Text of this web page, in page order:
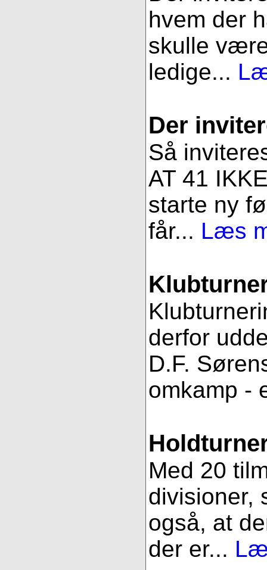
hvem der
skulle
ledige...
Der
Så
AT 41
starte ny
får... Læs
derfor
D.F.
omkamp -
Med 20
divisioner,
også, at
der er...